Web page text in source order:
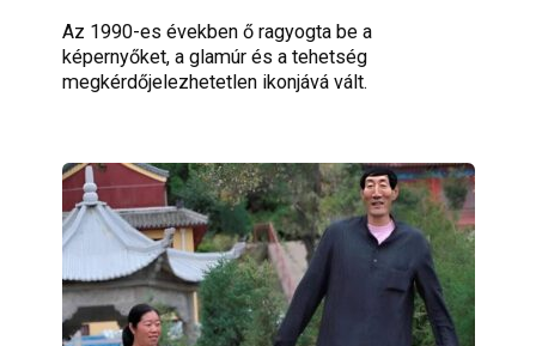
Az 1990-es években ő ragyogta be a
képernyőket, a glamúr és a tehetség
megkérdőjelezhetetlen ikonjává vált.